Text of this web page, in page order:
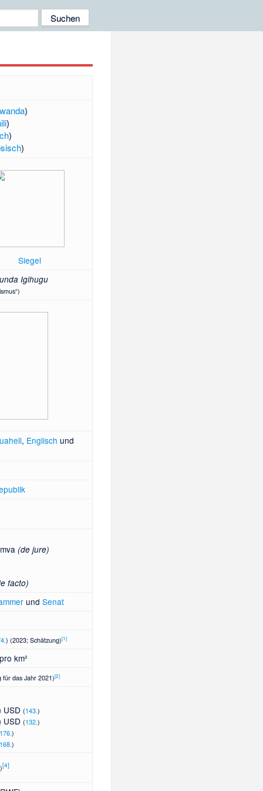
)
)
)
)
Siegel
Igihugu
, Englisch und
(de jure)
facto)
undSenat
) (2023; Schätzung)[1]
km²
für das Jahr 2021)[2]
USD (143.)
USD (132.)
176.)
168.)
[4]